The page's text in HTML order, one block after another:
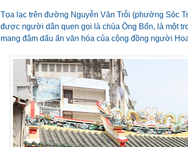
Tọa lạc trên đường Nguyễn Văn Trỗi (phường Sóc
được người dân quen gọi là chùa Ông Bổn, là một
mang đậm dấu ấn văn hóa của cộng đồng người